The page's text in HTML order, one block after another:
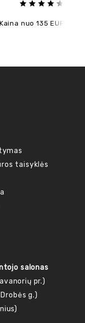
Kaina nuo 135 EUR
taisyklės
salonas
pr.)
g.)